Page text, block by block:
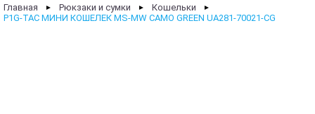
Главная ► Рюкзаки и сумки ► Кошельки ►
P1G-TAC МИНИ КОШЕЛЕК MS-MW CAMO GREEN UA281-70021-CG